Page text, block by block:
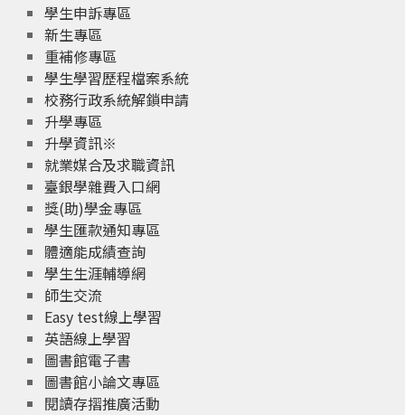
學生申訴專區
新生專區
重補修專區
學生學習歷程檔案系統
校務行政系統解鎖申請
升學專區
升學資訊※
就業媒合及求職資訊
臺銀學雜費入口網
獎(助)學金專區
學生匯款通知專區
體適能成績查詢
學生生涯輔導網
師生交流
Easy test線上學習
英語線上學習
圖書館電子書
圖書館小論文專區
閱讀存摺推廣活動